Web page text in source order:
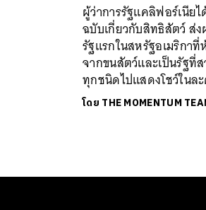
ผู้ว่าการรัฐแคลิฟอร์เนีย
ฉบับเกี่ยวกับสิทธิสัตว์ ส่
รัฐแรกในสหรัฐอเมริก
จากขนสัตว์และเป็นรัฐ
ทุกชนิดไปแสดงโชว์ในล
โดย THE MOMENTUM